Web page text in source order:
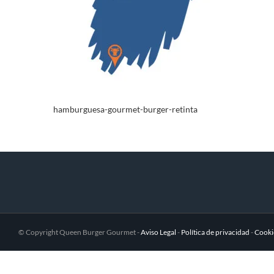
hamburguesa-gourmet-burger-retinta
© Copyright Queen Burger Gourmet -Aviso Legal - Política de privacidad -